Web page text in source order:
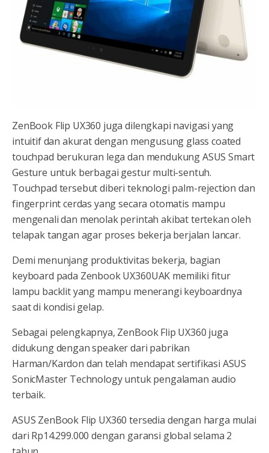
ZenBook Flip UX360 juga dilengkapi navigasi yang
intuitif dan akurat dengan mengusung glass coated
touchpad berukuran lega dan mendukung ASUS Smart
Gesture untuk berbagai gestur multi-sentuh.
Touchpad tersebut diberi teknologi palm-rejection dan
fingerprint cerdas yang secara otomatis mampu
mengenali dan menolak perintah akibat tertekan oleh
telapak tangan agar proses bekerja berjalan lancar.
Demi menunjang produktivitas bekerja, bagian
keyboard pada Zenbook UX360UAK memiliki fitur
lampu backlit yang mampu menerangi keyboardnya
saat di kondisi gelap.
Sebagai pelengkapnya, ZenBook Flip UX360 juga
didukung dengan speaker dari pabrikan
Harman/Kardon dan telah mendapat sertifikasi ASUS
SonicMaster Technology untuk pengalaman audio
terbaik.
ASUS ZenBook Flip UX360 tersedia dengan harga mulai
dari Rp14.299.000 dengan garansi global selama 2